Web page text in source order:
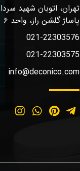
تهران، اتوبان شهید
پاساژ گلشن راز، واحد ۶
021-22303576
021-22303575
info@deconico.com